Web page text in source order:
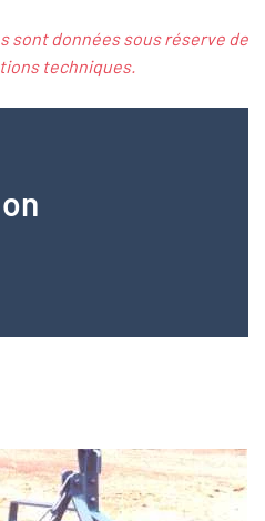
sont données sous réserve de
techniques.